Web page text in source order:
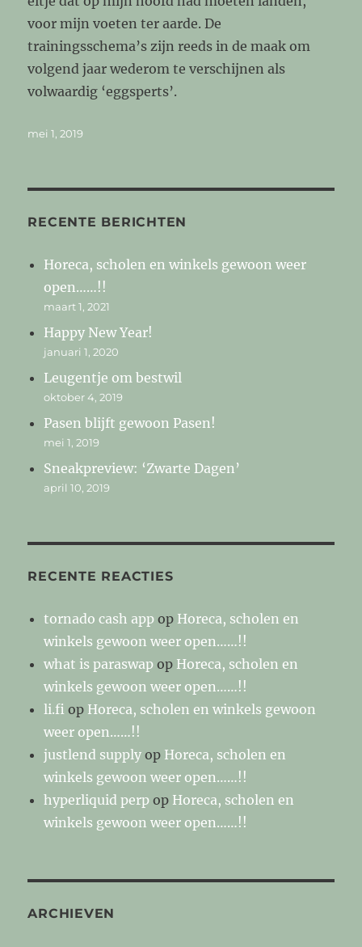
voor mijn voeten ter aarde. De
trainingsschema’s zijn reeds in de maak om
volgend jaar wederom te verschijnen als
volwaardig ‘eggsperts’.
Geplaatst
mei 1, 2019
RECENTE BERICHTEN
Horeca, scholen en winkels gewoon weer
open……!!
maart 1, 2021
Happy New Year!
januari 1, 2020
Leugentje om bestwil
oktober 4, 2019
Pasen blijft gewoon Pasen!
mei 1, 2019
Sneakpreview: ‘Zwarte Dagen’
april 10, 2019
RECENTE REACTIES
tornado cash app op Horeca, scholen en
winkels gewoon weer open……!!
what is paraswap op Horeca, scholen en
winkels gewoon weer open……!!
li.fi op Horeca, scholen en winkels gewoon
weer open……!!
justlend supply op Horeca, scholen en
winkels gewoon weer open……!!
hyperliquid perp op Horeca, scholen en
winkels gewoon weer open……!!
ARCHIEVEN